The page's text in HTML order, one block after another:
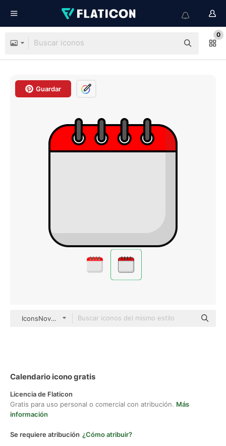
0
Guardar
IconsNova Outline Color
Calendario icono gratis
Licencia de Flaticon
Gratis para uso personal o comercial con atribución. Más
información
Se requiere atribución ¿Cómo atribuir?